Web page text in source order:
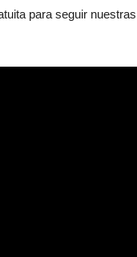
para seguir nuestras